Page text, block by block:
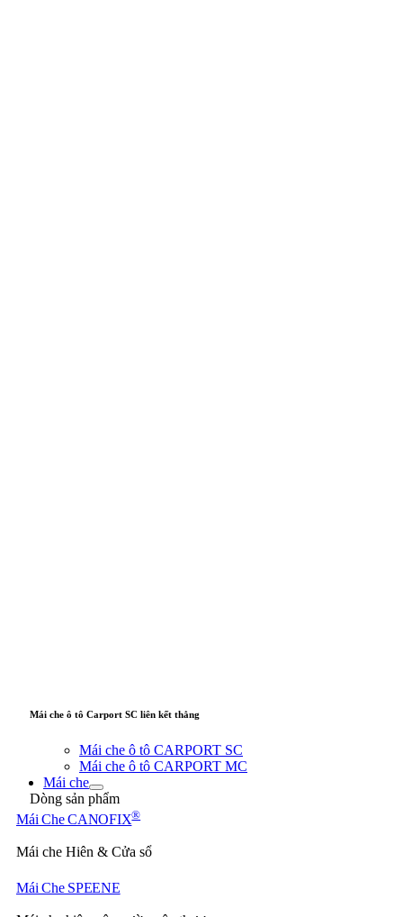
Mái che ô tô Carport SC liên kết thẳng
Mái che ô tô CARPORT SC
Mái che ô tô CARPORT MC
Mái che
Dòng sản phẩm
Mái Che CANOFIX®
Mái che Hiên & Cửa sổ
Mái Che SPEENE